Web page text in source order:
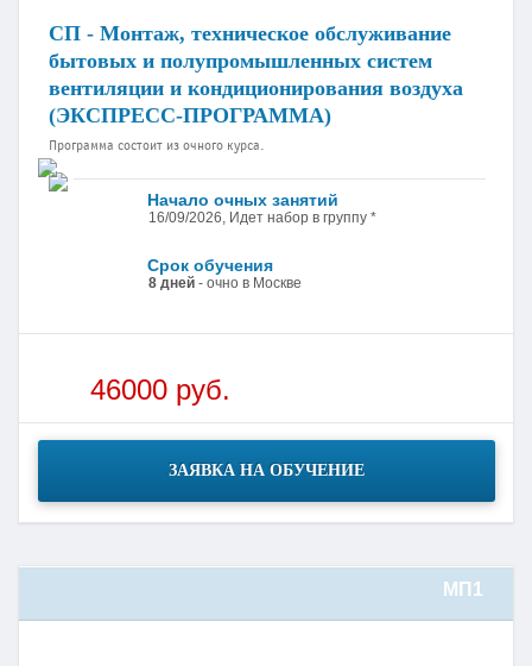
СП - Монтаж, техническое обслуживание
бытовых и полупромышленных систем
вентиляции и кондиционирования воздуха
(ЭКСПРЕСС-ПРОГРАММА)
Программа состоит из очного курса.
Начало очных занятий
16/09/2026, Идет набор в группу *
Срок обучения
8 дней - очно в Москве
46000 руб.
ЗАЯВКА НА ОБУЧЕНИЕ
МП1